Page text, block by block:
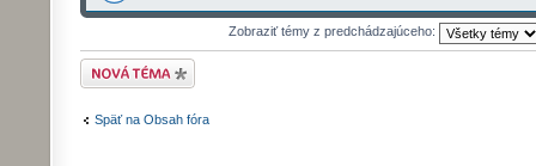
Zobraziť témy z predchádzajúceho:
Odoslať novú tému
Späť na Obsah fóra